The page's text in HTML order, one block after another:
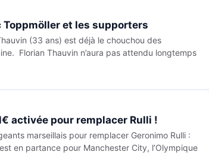
Toppmöller et les supporters
(33 ans) est déjà le chouchou des
Florian Thauvin n’aura pas attendu longtemps
activée pour remplacer Rulli !
marseillais pour remplacer Geronimo Rulli :
en partance pour Manchester City, l’Olympique